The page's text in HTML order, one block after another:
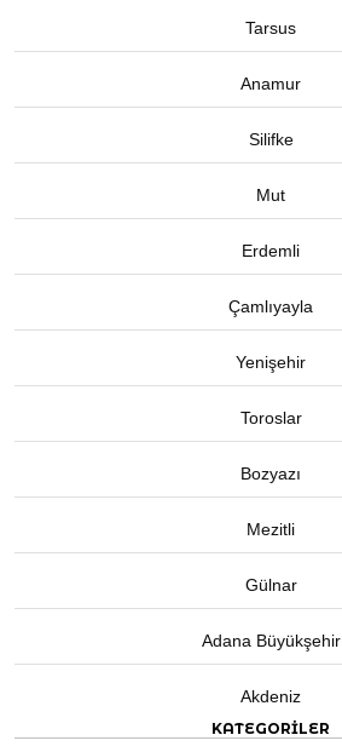
Tarsus
Anamur
Silifke
Mut
Erdemli
Çamlıyayla
Yenişehir
Toroslar
Bozyazı
Mezitli
Gülnar
Adana Büyükşehir
Akdeniz
KATEGORİLER